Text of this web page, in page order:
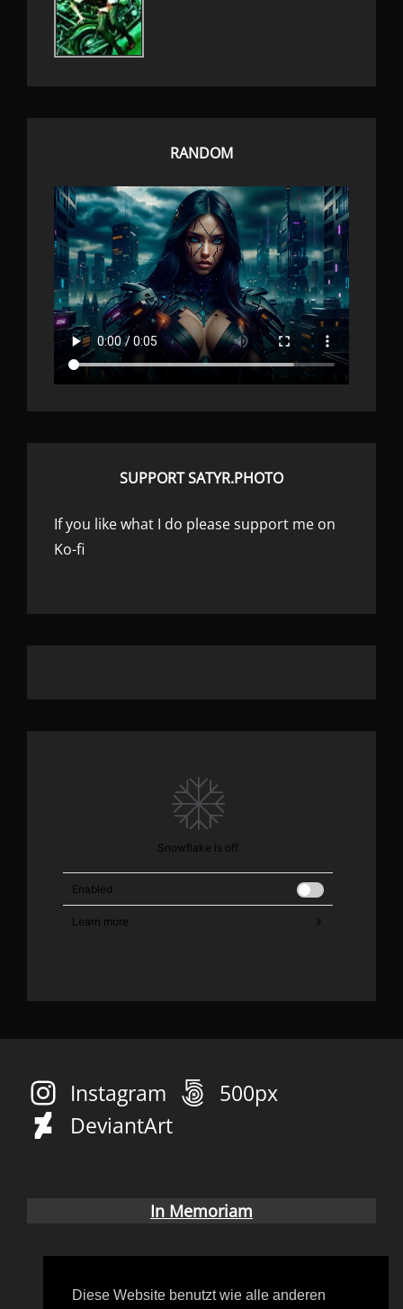
Diese Website benutzt wie alle anderen
RANDOM
SUPPORT SATYR.PHOTO
If you like what I do please support me on
Ko-fi
Instagram
500px
DeviantArt
In Memoriam